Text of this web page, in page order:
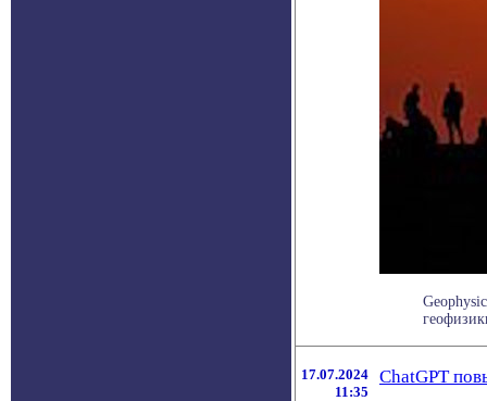
17.07.2024
11:35
ChatGPT